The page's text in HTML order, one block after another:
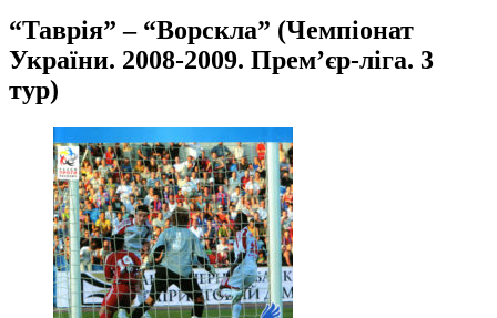
“Таврія” – “Ворскла” (Чемпіонат
України. 2008-2009. Прем’єр-ліга. 3
тур)